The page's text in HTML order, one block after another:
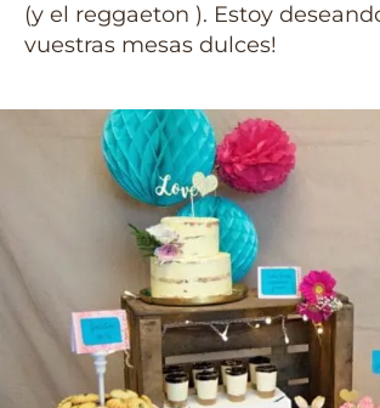
(y el reggaeton ). Estoy
vuestras mesas dulces!